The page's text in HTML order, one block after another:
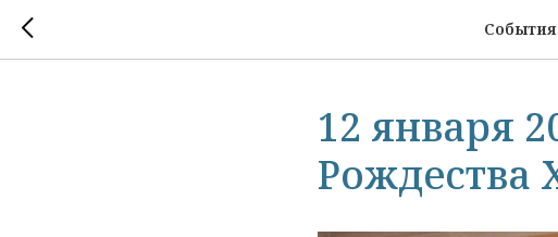
12 января
Рождества